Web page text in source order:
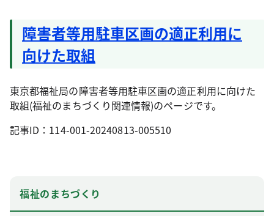
障害者等用駐車区画の適正利用に
向けた取組
東京都福祉局の障害者等用駐車区画の適正利用に向けた
取組(福祉のまちづくり関連情報)のページです。
記事ID：114-001-20240813-005510
福祉のまちづくり